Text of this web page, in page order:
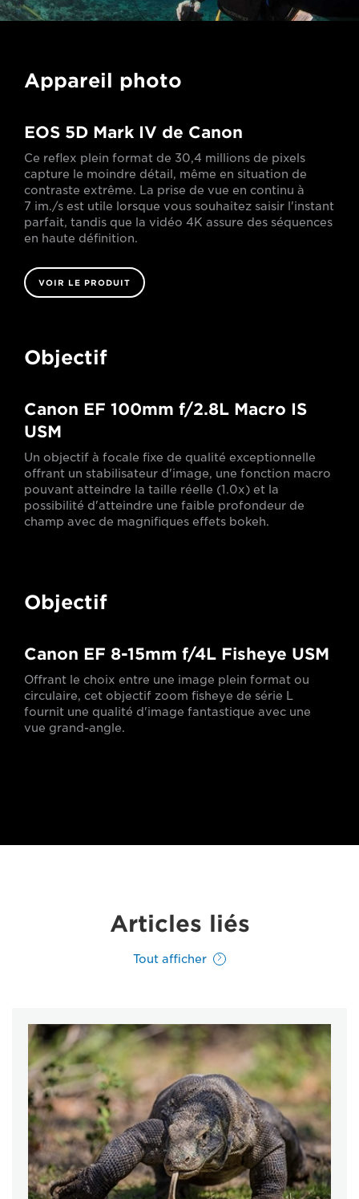
Appareil photo
EOS 5D Mark IV de Canon
Ce reflex plein format de 30,4 millions de pixels
capture le moindre détail, même en situation de
contraste extrême. La prise de vue en continu à
7 im./s est utile lorsque vous souhaitez saisir l'instant
parfait, tandis que la vidéo 4K assure des séquences
en haute définition.
VOIR LE PRODUIT
Objectif
Canon EF 100mm f/2.8L Macro IS
USM
Un objectif à focale fixe de qualité exceptionnelle
offrant un stabilisateur d'image, une fonction macro
pouvant atteindre la taille réelle (1.0x) et la
possibilité d'atteindre une faible profondeur de
champ avec de magnifiques effets bokeh.
Objectif
Canon EF 8-15mm f/4L Fisheye USM
Offrant le choix entre une image plein format ou
circulaire, cet objectif zoom fisheye de série L
fournit une qualité d'image fantastique avec une
vue grand-angle.
Articles liés
Tout afficher